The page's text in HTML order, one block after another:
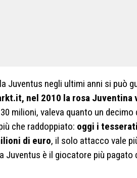
Juventus negli ultimi anni si può
nel 2010 la rosa Juventina
milioni, valeva quanto un decimo
che raddoppiato: oggi i
di euro, il solo attacco vale
Juventus è il giocatore più pagato